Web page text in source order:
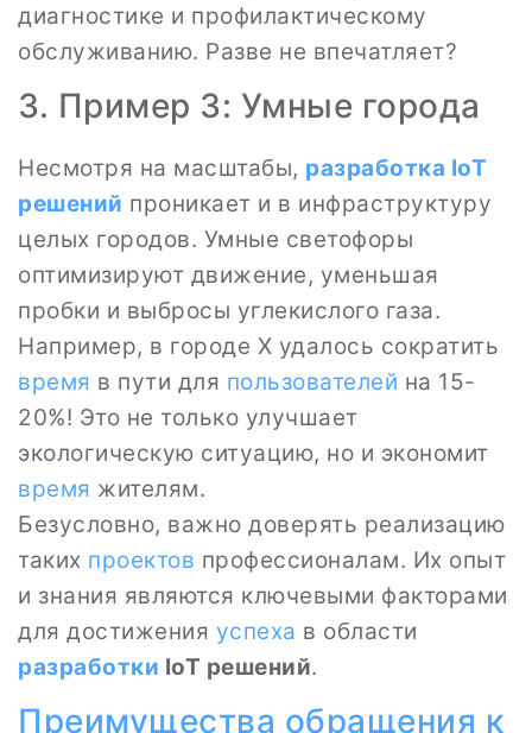
диагностике и профилактическому
обслуживанию. Разве не впечатляет?
3. Пример 3: Умные города
Несмотря на масштабы, разработка IoT
решений проникает и в инфраструктуру
целых городов. Умные светофоры
оптимизируют движение, уменьшая
пробки и выбросы углекислого газа.
Например, в городе X удалось сократить
время в пути для пользователей на 15-
20%! Это не только улучшает
экологическую ситуацию, но и экономит
время жителям.
Безусловно, важно доверять реализацию
таких проектов профессионалам. Их опыт
и знания являются ключевыми факторами
для достижения успеха в области
разработки IoT решений.
Преимущества обращения к